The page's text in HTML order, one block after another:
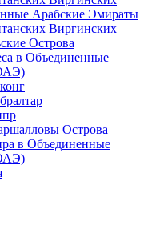
Арабские Эмираты
Виргинских
Острова
в Объединенные
Острова
в Объединенные